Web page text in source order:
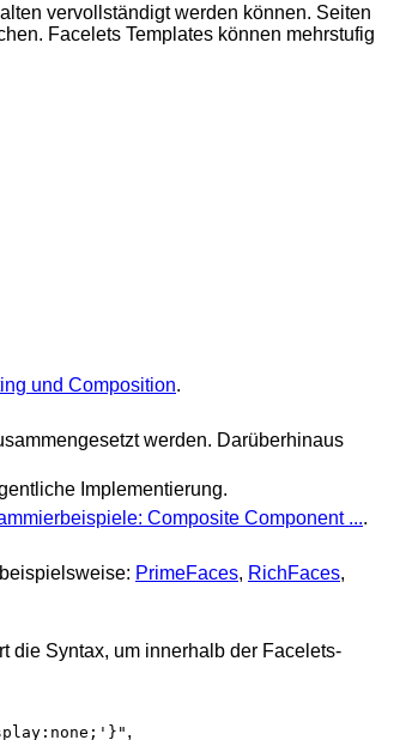
vervollständigt werden können. Seiten
Facelets Templates können mehrstufig
und Composition.
werden. Darüberhinaus
Implementierung.
Composite Component ....
PrimeFaces, RichFaces,
die Syntax, um innerhalb der Facelets-
,